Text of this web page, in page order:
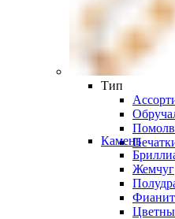
Тип
Камень
Жемчуг
Фианит